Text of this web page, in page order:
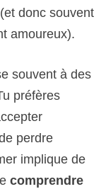
donc souvent
amoureux).
souvent à des
préfères
perdre
implique de
comprendre